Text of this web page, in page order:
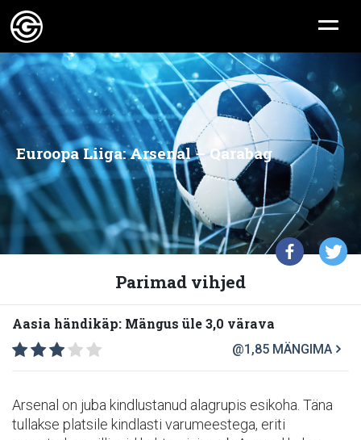
Euroopa Liiga: Arsenal – Qarabag
Parimad vihjed
Aasia händikäp: Mängus üle 3,0 värava
@1,85 MÄNGIMA
Arsenal on juba kindlustanud alagrupis esikoha. Täna
tullakse platsile kindlasti varumeestega, eriti